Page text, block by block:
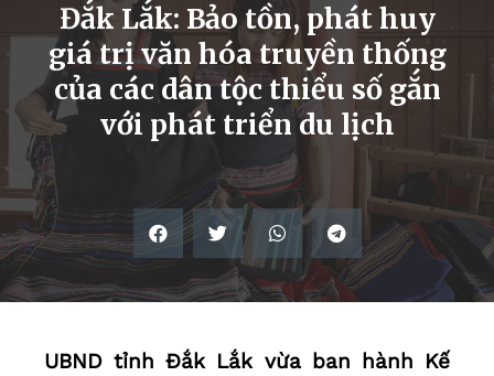
Đắk Lắk: Bảo tồn, phát huy
giá trị văn hóa truyền thống
của các dân tộc thiểu số gắn
với phát triển du lịch
UBND tỉnh Đắk Lắk vừa ban hành Kế